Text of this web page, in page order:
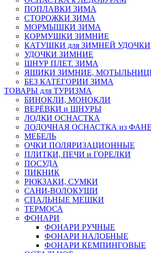
ПОПЛАВКИ ЗИМА
СТОРОЖКИ ЗИМА
МОРМЫШКИ ЗИМА
КОРМУШКИ ЗИМНИЕ
КАТУШКИ для ЗИМНЕЙ УДОЧКИ
УДОЧКИ ЗИМНИЕ
ШНУР ПЛЕТ. ЗИМА
ЯЩИКИ ЗИМНИЕ,
БЕЗ КАТЕГОРИИ ЗИМА
ТОВАРЫ для ТУРИЗМА
БИНОКЛИ, МОНОКЛИ
ВЕРЁВКИ и ШНУРЫ
ЛОДКИ ОСНАСТКА
ЛОДОЧНАЯ ОСНАСТКА из
МЕБЕЛЬ
ОЧКИ ПОЛЯРИЗАЦИОННЫЕ
ПЛИТКИ, ПЕЧИ и ГОРЕЛКИ
ПОСУДА
ПИКНИК
РЮКЗАКИ, СУМКИ
САНИ-ВОЛОКУШИ
СПАЛЬНЫЕ МЕШКИ
ТЕРМОСА
ФОНАРИ
ФОНАРИ РУЧНЫЕ
ФОНАРИ НАЛОБНЫЕ
ФОНАРИ КЕМПИНГОВЫЕ